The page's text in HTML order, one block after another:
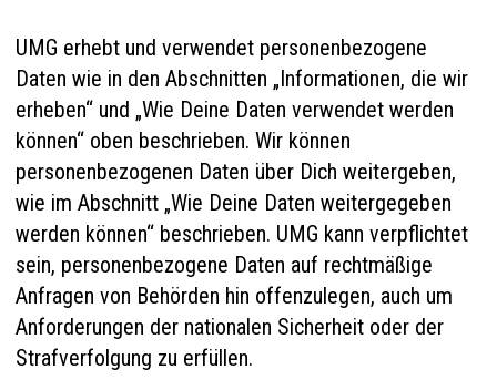
UMG erhebt und verwendet personenbezogene
Daten wie in den Abschnitten „Informationen, die wir
erheben“ und „Wie Deine Daten verwendet werden
können“ oben beschrieben. Wir können
personenbezogenen Daten über Dich weitergeben,
wie im Abschnitt „Wie Deine Daten weitergegeben
werden können“ beschrieben. UMG kann verpflichtet
sein, personenbezogene Daten auf rechtmäßige
Anfragen von Behörden hin offenzulegen, auch um
Anforderungen der nationalen Sicherheit oder der
Strafverfolgung zu erfüllen.